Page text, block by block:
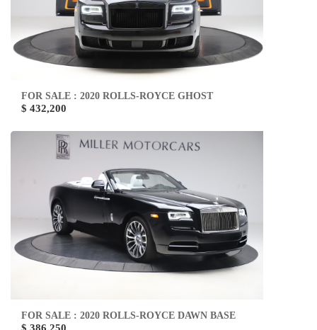
FOR SALE : 2020 ROLLS-ROYCE GHOST
$ 432,200
FOR SALE : 2020 ROLLS-ROYCE DAWN BASE